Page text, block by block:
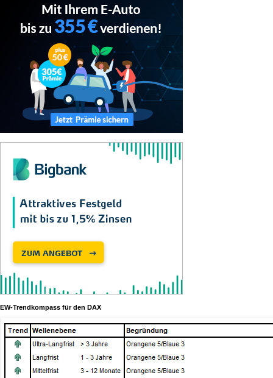
EW-Trendkompass für den DAX